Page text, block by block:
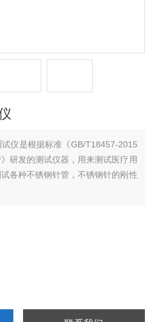
试仪是根据标准《GB/T18457-2015
研发的测试仪器，用来测试医疗用
各种不锈钢针管，不锈钢针的刚性